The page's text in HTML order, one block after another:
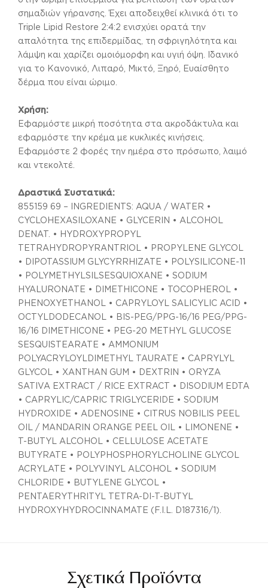
σημαδιών γήρανσης. Έχει αποδειχθεί κλινικά ότι το
Triple Lipid Restore 2:4:2 ενισχύει ορατά την
απαλότητα της επιδερμίδας, τη σφριγηλότητα και
λάμψη και χαρίζει ομοιόμορφη και υγιή όψη. Ιδανικό
για το Κανονικό, Λιπαρό, Μικτό, Ξηρό, Ευαίσθητο
δέρμα που είναι ώριμο.
Χρήση:
Εφαρμόστε μικρή ποσότητα στα ακροδάκτυλα και
εφαρμόστε την κρέμα με κυκλικές κινήσεις.
Εφαρμόστε 2 φορές την ημέρα στο πρόσωπο, λαιμό
και ντεκολτέ.
Δραστικά Συστατικά:
855159 69 – INGREDIENTS: AQUA / WATER •
CYCLOHEXASILOXANE • GLYCERIN • ALCOHOL
DENAT. • HYDROXYPROPYL
TETRAHYDROPYRANTRIOL • PROPYLENE GLYCOL
• DIPOTASSIUM GLYCYRRHIZATE • POLYSILICONE-11
• POLYMETHYLSILSESQUIOXANE • SODIUM
HYALURONATE • DIMETHICONE • TOCOPHEROL •
PHENOXYETHANOL • CAPRYLOYL SALICYLIC ACID •
OCTYLDODECANOL • BIS-PEG/PPG-16/16 PEG/PPG-
16/16 DIMETHICONE • PEG-20 METHYL GLUCOSE
SESQUISTEARATE • AMMONIUM
POLYACRYLOYLDIMETHYL TAURATE • CAPRYLYL
GLYCOL • XANTHAN GUM • DEXTRIN • ORYZA
SATIVA EXTRACT / RICE EXTRACT • DISODIUM EDTA
• CAPRYLIC/CAPRIC TRIGLYCERIDE • SODIUM
HYDROXIDE • ADENOSINE • CITRUS NOBILIS PEEL
OIL / MANDARIN ORANGE PEEL OIL • LIMONENE •
T-BUTYL ALCOHOL • CELLULOSE ACETATE
BUTYRATE • POLYPHOSPHORYLCHOLINE GLYCOL
ACRYLATE • POLYVINYL ALCOHOL • SODIUM
CHLORIDE • BUTYLENE GLYCOL •
PENTAERYTHRITYL TETRA-DI-T-BUTYL
HYDROXYHYDROCINNAMATE (F.I.L. D187316/1).
Σχετικά Προϊόντα